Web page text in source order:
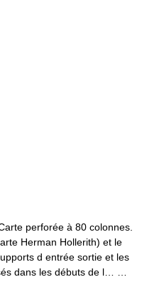
perforée à 80 colonnes.
Herman Hollerith) et le
d entrée sortie et les
dans les débuts de l… …